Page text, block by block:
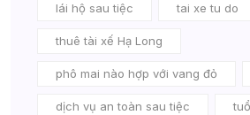
lái hộ sau tiệc tai xe tu do
thuê tài xế Hạ Long
phô mai nào hợp với vang đỏ
dịch vụ an toàn sau tiệc